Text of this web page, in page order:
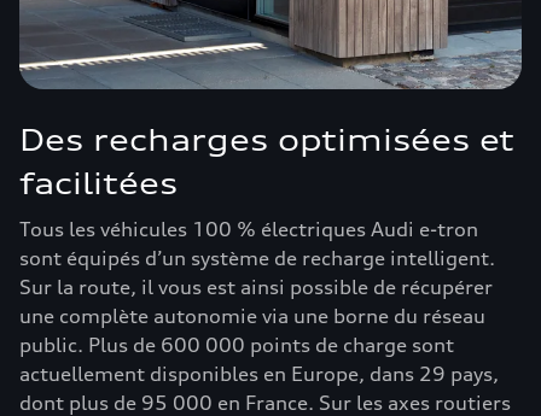
Des recharges optimisées et
facilitées
Tous les véhicules 100 % électriques Audi e-tron
sont équipés d’un système de recharge intelligent.
Sur la route, il vous est ainsi possible de récupérer
une complète autonomie via une borne du réseau
public. Plus de 600 000 points de charge sont
actuellement disponibles en Europe, dans 29 pays,
dont plus de 95 000 en France. Sur les axes routiers